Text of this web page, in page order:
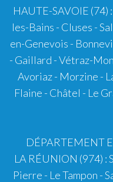
HAUTE-SAVOIE (74) :
les-Bains - Cluses -
en-Genevois -
- Gaillard - Vétraz-
Avoriaz- Morzine -
Flaine - Châtel - Le
DÉPARTEMENT
LA RÉUNION (974) :
Pierre - Le Tampon -